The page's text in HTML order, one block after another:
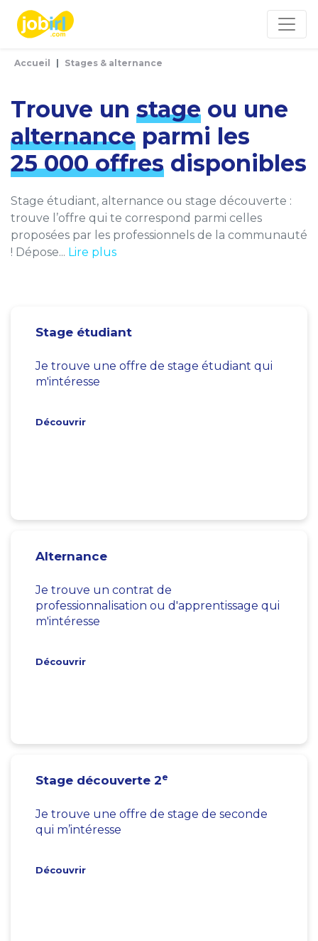
Accueil Stages & alternance
Trouve un stage ou une
alternance parmi les
25 000 offres disponibles
Stage étudiant, alternance ou stage découverte :
trouve l’offre qui te correspond parmi celles
proposées par les professionnels de la communauté
! Dépose... Lire plus
Stage étudiant
Je trouve une offre de stage étudiant qui
m'intéresse
Découvrir
Alternance
Je trouve un contrat de
professionnalisation ou d'apprentissage qui
m'intéresse
Découvrir
Stage découverte 2e
Je trouve une offre de stage de seconde
qui m’intéresse
Découvrir
Panneau de gestion des cookies